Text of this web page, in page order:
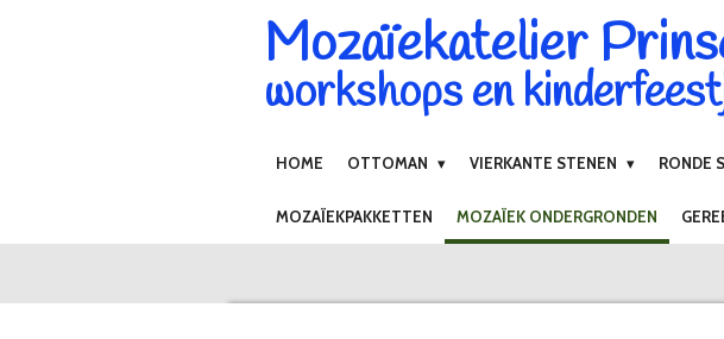
Mozaïekatelier
workshops en
HOME OTTOMAN VIERKANTE STENEN RONDE
MOZAÏEKPAKKETTEN MOZAÏEK ONDERGRONDEN